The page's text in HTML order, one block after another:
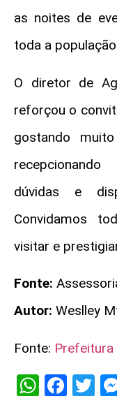
as noites de
toda a
O diretor de
reforçou o
gostando
dúvidas e
Convidamos
visitar e
Fonte:
Autor: Weslley
Fonte: Prefeitura